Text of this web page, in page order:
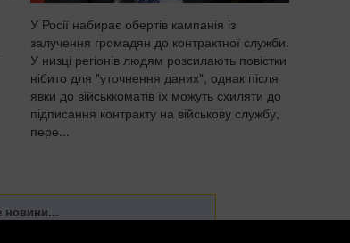
У Росії набирає обертів кампанія із
залучення громадян до контрактної служби.
У низці регіонів людям розсилають повістки
нібито для "уточнення даних", однак після
явки до військкоматів їх можуть схиляти до
підписання контракту на військову службу,
пере...